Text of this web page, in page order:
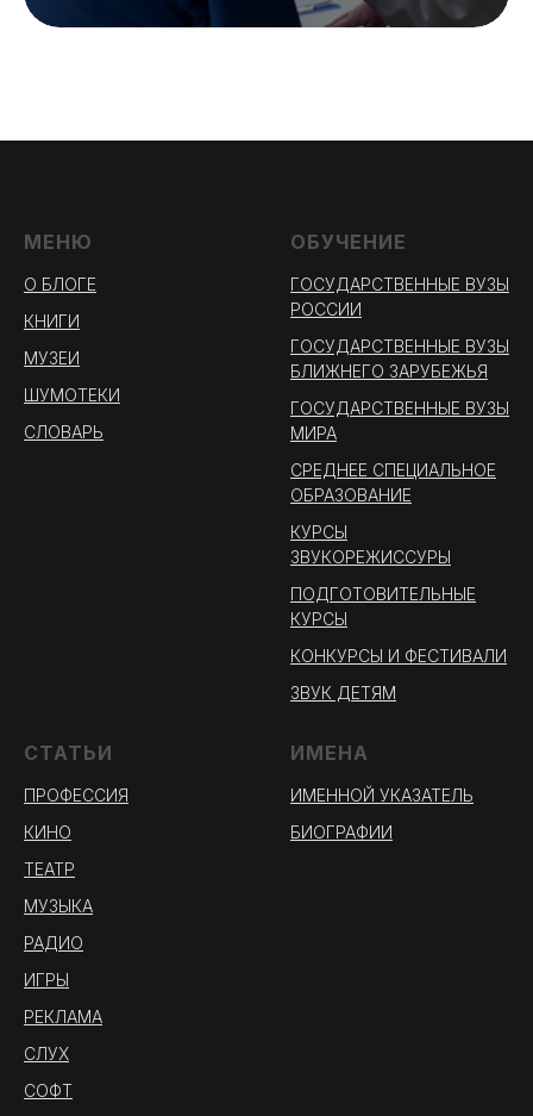
МЕНЮ
О БЛОГЕ
КНИГИ
МУЗЕИ
ШУМОТЕКИ
СЛОВАРЬ
ОБУЧЕНИЕ
ГОСУДАРСТВЕННЫЕ ВУЗЫ
РОССИИ
ГОСУДАРСТВЕННЫЕ ВУЗЫ
БЛИЖНЕГО ЗАРУБЕЖЬЯ
ГОСУДАРСТВЕННЫЕ ВУЗЫ
МИРА
СРЕДНЕЕ СПЕЦИАЛЬНОЕ
ОБРАЗОВАНИЕ
КУРСЫ
ЗВУКОРЕЖИССУРЫ
ПОДГОТОВИТЕЛЬНЫЕ
КУРСЫ
КОНКУРСЫ И ФЕСТИВАЛИ
ЗВУК ДЕТЯМ
СТАТЬИ
ПРОФЕССИЯ
КИНО
ТЕАТР
МУЗЫКА
РАДИО
ИГРЫ
РЕКЛАМА
СЛУХ
СОФТ
ИМЕНА
ИМЕННОЙ УКАЗАТЕЛЬ
БИОГРАФИИ